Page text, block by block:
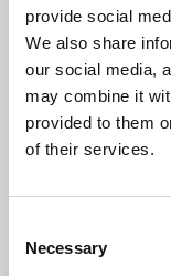
provide social
We also share
our social media,
may combine it
provided to them
of their services.
Selection
Necessary
Napisz